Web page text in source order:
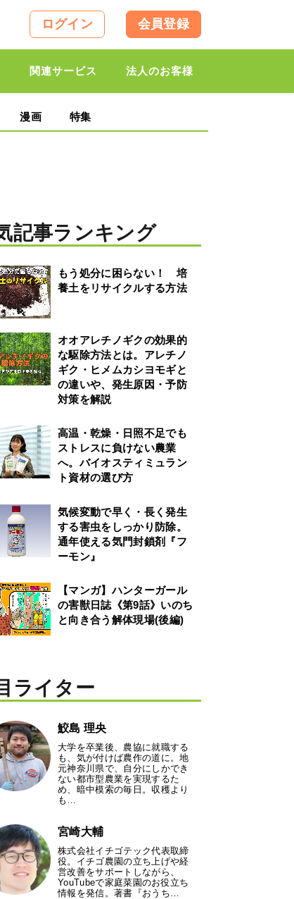
ログイン 会員登録
関連サービス 法人のお客様
漫画 特集
記事ランキング
もう処分に困らない！ 培
養土をリサイクルする方法
オオアレチノギクの効果的
な駆除方法とは。アレチノ
ギク・ヒメムカシヨモギと
の違いや、発生原因・予防
対策を解説
高温・乾燥・日照不足でも
ストレスに負けない農業
へ。バイオスティミュラン
ト資材の選び方
気候変動で早く・長く発生
する害虫をしっかり防除。
通年使える気門封鎖剤『フ
ーモン』
【マンガ】ハンターガール
の害獣日誌《第9話》いのち
と向き合う解体現場(後編)
ライター
鮫島 理央
大学を卒業後、農協に就職する
も、気が付けば農作の道に。地
元神奈川県で、自分にしかでき
ない都市型農業を実現するた
め、暗中模索の毎日。収穫より
も…
宮崎大輔
株式会社イチゴテック代表取締
役。イチゴ農園の立ち上げや経
営改善をサポートしながら、
YouTubeで家庭菜園のお役立ち
情報を発信。著書『おうち…